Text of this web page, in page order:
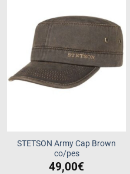
STETSON Army Cap Brown
co/pes
49,00€